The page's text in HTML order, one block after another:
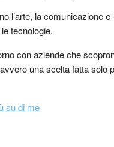
l’arte, la comunicazione
tecnologie.
con aziende che
una scelta fatta solo
su di me